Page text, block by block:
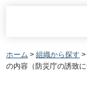
ホーム > 組織から探す >
の内容（防災庁の誘致に